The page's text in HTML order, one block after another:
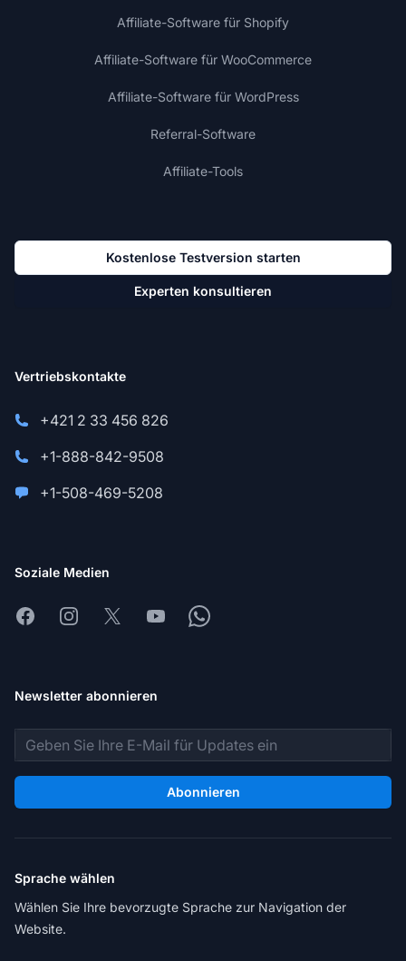
Affiliate-Software für Shopify
Affiliate-Software für WooCommerce
Affiliate-Software für WordPress
Referral-Software
Affiliate-Tools
Kostenlose Testversion starten
Experten konsultieren
Vertriebskontakte
+421 2 33 456 826
+1-888-842-9508
+1-508-469-5208
Soziale Medien
FacebookInstagram
X YoutubeWhatsapp
Newsletter abonnieren
E-Mail-Adresse
Abonnieren
Sprache wählen
Wählen Sie Ihre bevorzugte Sprache zur Navigation der
Website.